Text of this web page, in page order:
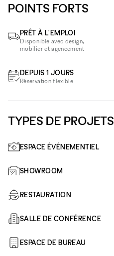
POINTS FORTS
PRÊT À L'EMPLOI
Disponible avec design,
mobilier et agencement
DEPUIS 1 JOURS
Réservation flexible
TYPES DE PROJETS
ESPACE ÉVÉNEMENTIEL
SHOWROOM
RESTAURATION
SALLE DE CONFÉRENCE
ESPACE DE BUREAU